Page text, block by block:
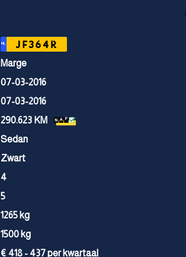
NL JF364R
Marge
07-03-2016
07-03-2016
290.623 KM
Sedan
Zwart
4
5
1265 kg
1500 kg
€ 418 - 437 per kwartaal